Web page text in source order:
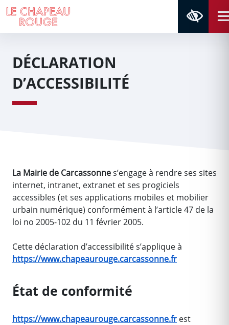
Aller au contenu
Aller au menu
Navigation principale
DÉCLARATION
D’ACCESSIBILITÉ
La Mairie de Carcassonnes’engage à rendre ses sites
internet, intranet, extranet et ses progiciels
accessibles (et ses applications mobiles et mobilier
urbain numérique) conformément à l’article 47 de la
loi no 2005-102 du 11 février 2005.
Cette déclaration d’accessibilité s’applique à
https://www.chapeaurouge.carcassonne.fr
État de conformité
https://www.chapeaurouge.carcassonne.fr est
Panneau de gestion des cookies